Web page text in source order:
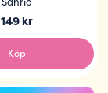
149 kr
Köp